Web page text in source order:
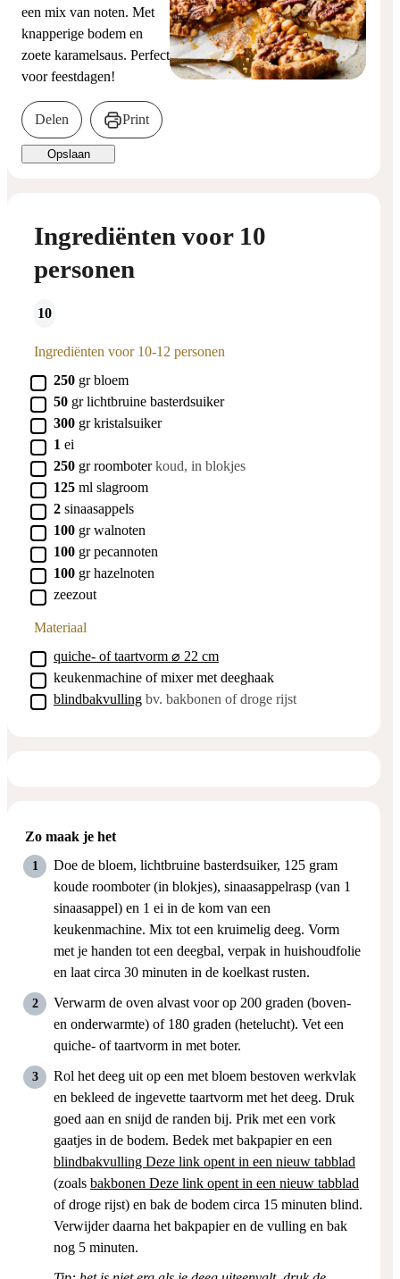
een mix van noten. Met
knapperige bodem en
zoete karamelsaus. Perfect
voor feestdagen!
Delen Print
Opslaan
Ingrediënten voor 10
personen
10
Ingrediënten voor 10-12 personen
▢
250 gr bloem
▢
50 gr lichtbruine basterdsuiker
▢
300 gr kristalsuiker
▢
1 ei
▢
250 gr roomboter koud, in blokjes
▢
125 ml slagroom
▢
2 sinaasappels
▢
100 gr walnoten
▢
100 gr pecannoten
▢
100 grhazelnoten
▢
zeezout
Materiaal
▢
quiche- of taartvorm ⌀ 22 cm
▢
keukenmachine of mixer met deeghaak
▢
blindbakvulling bv. bakbonen of droge rijst
Zo maak je het
Doe de bloem, lichtbruine basterdsuiker, 125 gram
koude roomboter (in blokjes), sinaasappelrasp (van 1
sinaasappel) en 1 ei in de kom van een
keukenmachine. Mix tot een kruimelig deeg. Vorm
met je handen tot een deegbal, verpak in huishoudfolie
en laat circa 30 minuten in de koelkast rusten.
Verwarm de oven alvast voor op 200 graden (boven-
en onderwarmte) of 180 graden (hetelucht). Vet een
quiche- of taartvorm in met boter.
Rol het deeg uit op een met bloem bestoven werkvlak
en bekleed de ingevette taartvorm met het deeg. Druk
goed aan en snijd de randen bij. Prik met een vork
gaatjes in de bodem. Bedek met bakpapier en een
blindbakvulling Deze link opent in een nieuw tabblad
(zoals bakbonen Deze link opent in een nieuw tabblad
of droge rijst) en bak de bodem circa 15 minuten blind.
Verwijder daarna het bakpapier en de vulling en bak
nog 5 minuten.